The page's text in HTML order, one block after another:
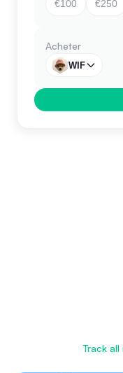
€100 €250
Acheter
WIF
Track